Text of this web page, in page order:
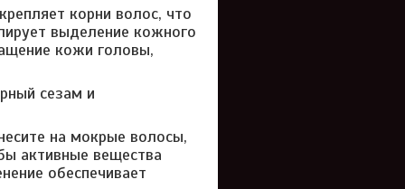
корни волос, что
выделение кожного
кожи головы,
сезам и
на мокрые волосы,
активные вещества
обеспечивает